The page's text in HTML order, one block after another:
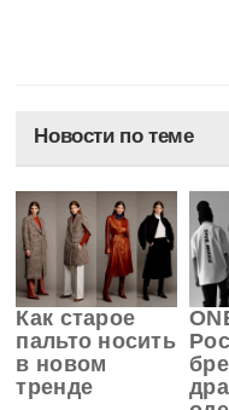
Новости по теме
Как старое
пальто носить
в новом
тренде